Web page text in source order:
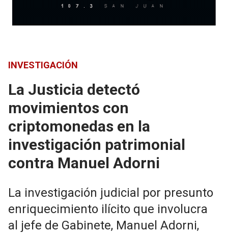
INVESTIGACIÓN
La Justicia detectó
movimientos con
criptomonedas en la
investigación patrimonial
contra Manuel Adorni
La investigación judicial por presunto
enriquecimiento ilícito que involucra
al jefe de Gabinete, Manuel Adorni,